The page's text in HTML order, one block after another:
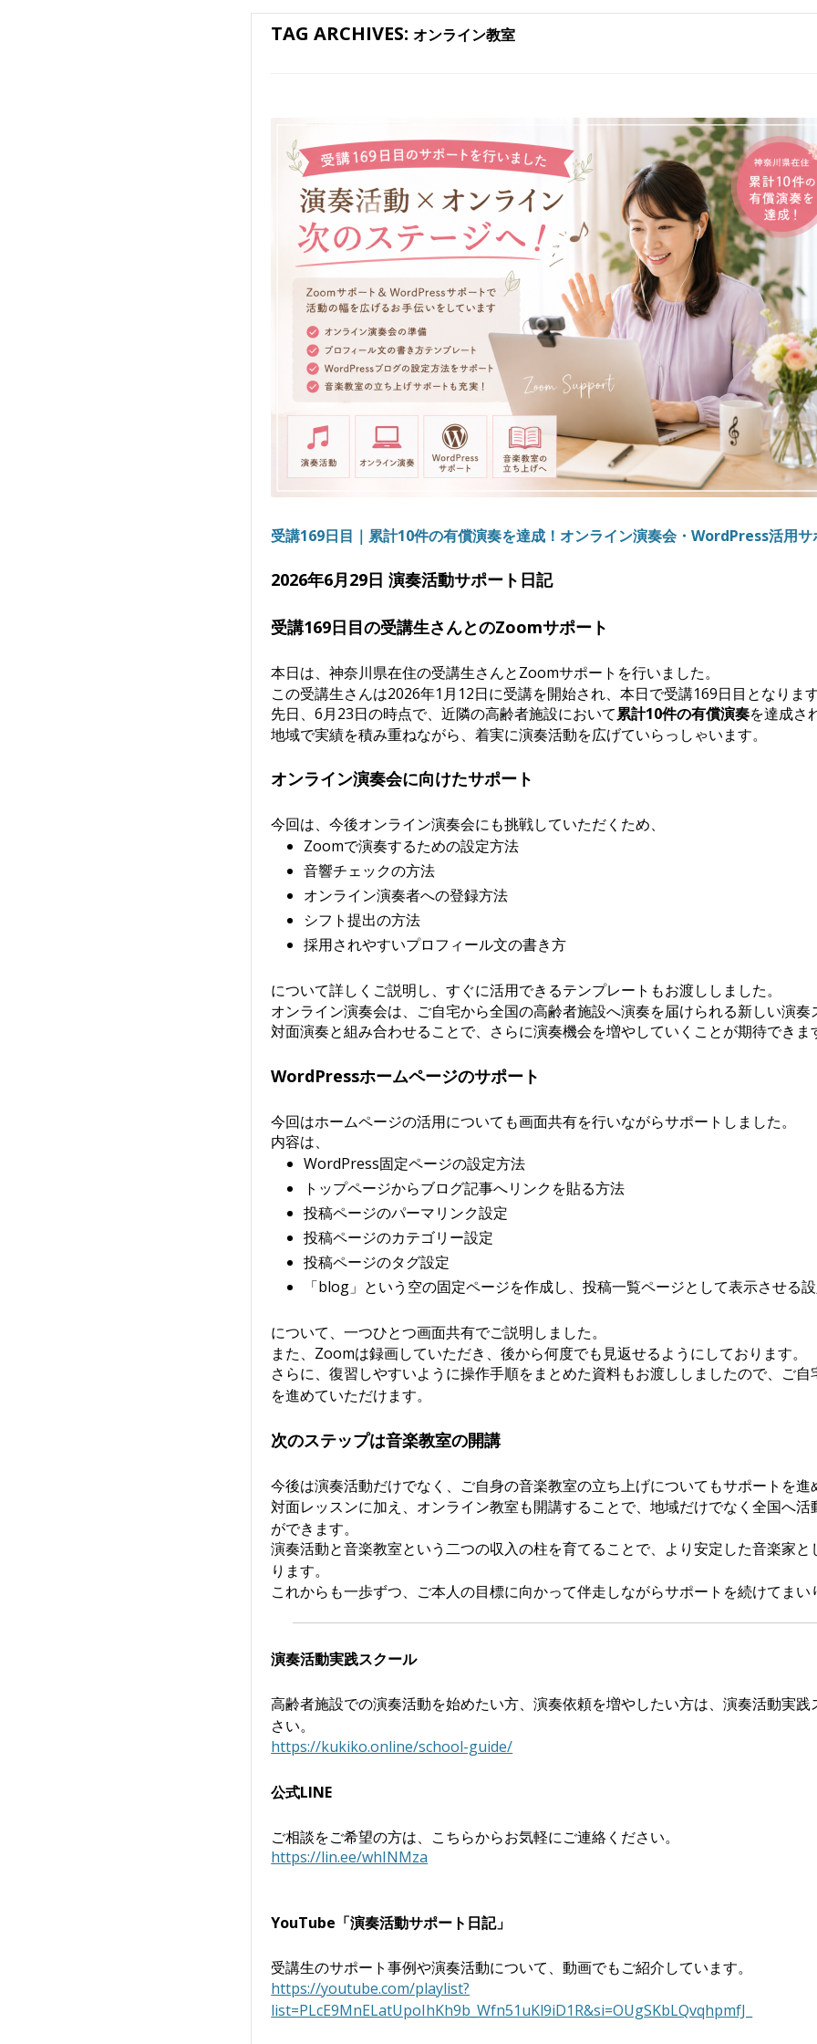
TAG ARCHIVES:オンライン教室
受講169日目｜累計10件の有償演奏を達成！オンライン演奏会・WordPress活用
2026年6月29日 演奏活動サポート日記
受講169日目の受講生さんとのZoomサポート
本日は、神奈川県在住の受講生さんとZoomサポートを行いました。
この受講生さんは2026年1月12日に受講を開始され、本日で受講169日目となります
先日、6月23日の時点で、近隣の高齢者施設において累計10件の有償演奏を達成さ
地域で実績を積み重ねながら、着実に演奏活動を広げていらっしゃいます。
オンライン演奏会に向けたサポート
今回は、今後オンライン演奏会にも挑戦していただくため、
Zoomで演奏するための設定方法
音響チェックの方法
オンライン演奏者への登録方法
シフト提出の方法
採用されやすいプロフィール文の書き方
について詳しくご説明し、すぐに活用できるテンプレートもお渡ししました。
オンライン演奏会は、ご自宅から全国の高齢者施設へ演奏を届けられる新しい演奏
対面演奏と組み合わせることで、さらに演奏機会を増やしていくことが期待できま
WordPressホームページのサポート
今回はホームページの活用についても画面共有を行いながらサポートしました。
内容は、
WordPress固定ページの設定方法
トップページからブログ記事へリンクを貼る方法
投稿ページのパーマリンク設定
投稿ページのカテゴリー設定
投稿ページのタグ設定
「blog」という空の固定ページを作成し、投稿一覧ページとして表示させる
について、一つひとつ画面共有でご説明しました。
また、Zoomは録画していただき、後から何度でも見返せるようにしております。
さらに、復習しやすいように操作手順をまとめた資料もお渡ししましたので、ご自
を進めていただけます。
次のステップは音楽教室の開講
今後は演奏活動だけでなく、ご自身の音楽教室の立ち上げについてもサポートを進
対面レッスンに加え、オンライン教室も開講することで、地域だけでなく全国へ活
ができます。
演奏活動と音楽教室という二つの収入の柱を育てることで、より安定した音楽家
ります。
これからも一歩ずつ、ご本人の目標に向かって伴走しながらサポートを続けてまい
演奏活動実践スクール
高齢者施設での演奏活動を始めたい方、演奏依頼を増やしたい方は、演奏活動実
さい。
https://kukiko.online/school-guide/
公式LINE
ご相談をご希望の方は、こちらからお気軽にご連絡ください。
https://lin.ee/whINMza
YouTube「演奏活動サポート日記」
受講生のサポート事例や演奏活動について、動画でもご紹介しています。
https://youtube.com/playlist?
list=PLcE9MnELatUpoIhKh9b_Wfn51uKl9iD1R&si=OUgSKbLQvqhpmfJ_